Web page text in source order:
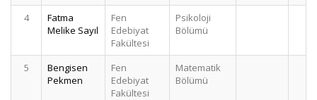
4
Fatma
Melike Sayıl
Fen
Edebiyat
Fakültesi
Psikoloji
Bölümü
5
Bengisen
Pekmen
Fen
Edebiyat
Fakültesi
Matematik
Bölümü